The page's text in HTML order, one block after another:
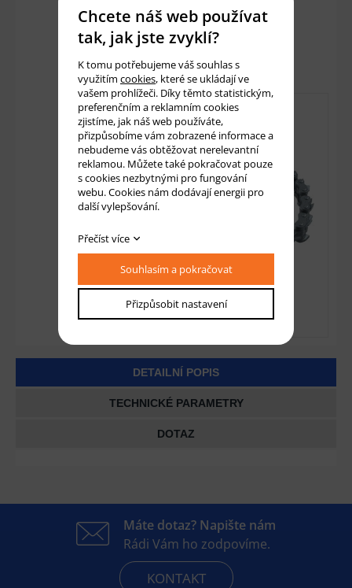
Množství: ks
Přidat do košíku
DETAILNÍ POPIS
TECHNICKÉ PARAMETRY
DOTAZ
Máte dotaz? Napište nám
Rádi Vám ho zodpovíme.
KONTAKT
Chcete náš web používat
tak, jak jste zvyklí?
K tomu potřebujeme váš souhlas s
využitím cookies, které se ukládají ve
vašem prohlížeči. Díky těmto statistickým,
preferenčním a reklamním cookies
zjistíme, jak náš web používáte,
přizpůsobíme vám zobrazené informace a
nebudeme vás obtěžovat nerelevantní
reklamou. Můžete také pokračovat pouze
s cookies nezbytnými pro fungování
webu. Cookies nám dodávají energii pro
další vylepšování.
Přečíst více
Souhlasím a pokračovat
Přizpůsobit nastavení